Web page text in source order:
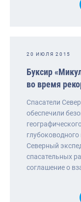
20 ИЮЛЯ 2015
Буксир
во время
Спасатели
обеспечили
Северный
спасательных
соглашение о